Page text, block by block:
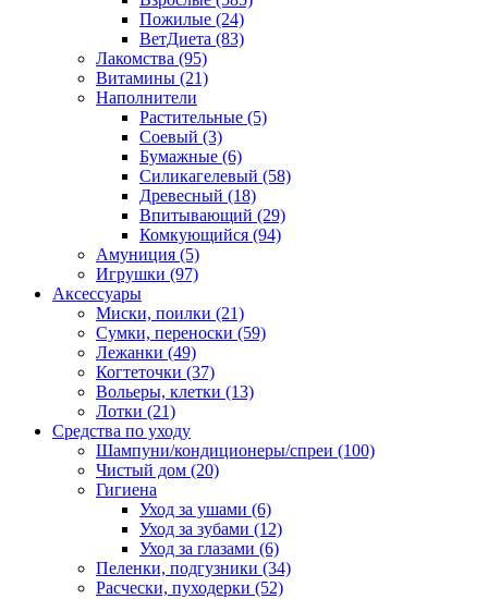
Пожилые (24)
ВетДиета (83)
Лакомства (95)
Витамины (21)
Наполнители
Растительные (5)
Соевый (3)
Бумажные (6)
Силикагелевый (58)
Древесный (18)
Впитывающий (29)
Комкующийся (94)
Амуниция (5)
Игрушки (97)
Аксессуары
Миски, поилки (21)
Сумки, переноски (59)
Лежанки (49)
Когтеточки (37)
Вольеры, клетки (13)
Лотки (21)
Средства по уходу
Шампуни/кондиционеры/спреи (100)
Чистый дом (20)
Гигиена
Уход за ушами (6)
Уход за зубами (12)
Уход за глазами (6)
Пеленки, подгузники (34)
Расчески, пуходерки (52)